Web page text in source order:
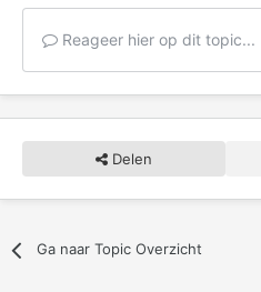
Reageer hier op dit topic...
Delen
Ga naar Topic Overzicht